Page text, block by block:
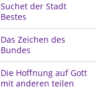
Suchet der Stadt
Bestes
Das Zeichen des
Bundes
Die Hoffnung auf Gott
mit anderen teilen